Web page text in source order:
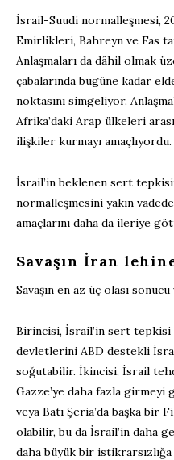
İsrail-Suudi normalleşmesi,
Emirlikleri, Bahreyn ve Fas
Anlaşmaları da dâhil olmak
çabalarında bugüne kadar
noktasını simgeliyor.
Afrika’daki Arap ülkeleri
ilişkiler kurmayı amaçlıyordu.
İsrail’in beklenen sert
normalleşmesini yakın
amaçlarını daha da ileriye
Savaşın İran
Savaşın en az üç olası
Birincisi, İsrail’in sert tepkisi
devletlerini ABD destekli
soğutabilir. İkincisi, İsrail
Gazze’ye daha fazla
veya Batı Şeria’da başka bir
olabilir, bu da İsrail’in daha
daha büyük bir